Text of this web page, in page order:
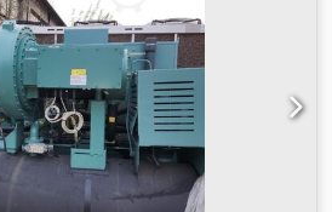
mit verschlossener Dose.
Deckel / leicht zu
Vakuumgruppe
FMC.